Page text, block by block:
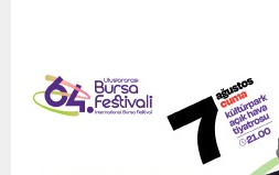
HALKIN BUGÜNKÜ CEP